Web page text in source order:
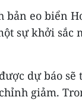
bản eo biển
sự khởi sắc
dự báo sẽ
giảm.